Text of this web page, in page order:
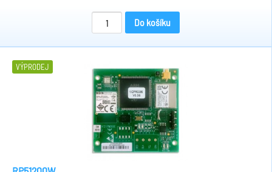
Do košíku
VÝPRODEJ